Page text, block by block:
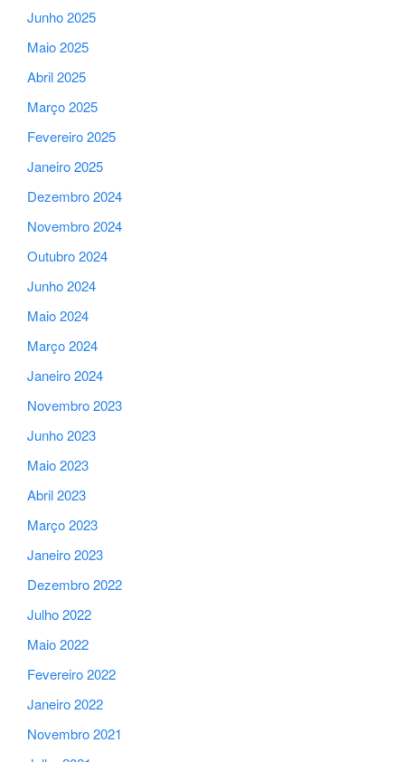
Junho 2025
Maio 2025
Abril 2025
Março 2025
Fevereiro 2025
Janeiro 2025
Dezembro 2024
Novembro 2024
Outubro 2024
Junho 2024
Maio 2024
Março 2024
Janeiro 2024
Novembro 2023
Junho 2023
Maio 2023
Abril 2023
Março 2023
Janeiro 2023
Dezembro 2022
Julho 2022
Maio 2022
Fevereiro 2022
Janeiro 2022
Novembro 2021